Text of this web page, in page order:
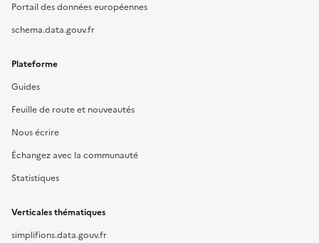
Portail des données européennes
schema.data.gouv.fr
Plateforme
Guides
Feuille de route et nouveautés
Nous écrire
Échangez avec la communauté
Statistiques
Verticales thématiques
simplifions.data.gouv.fr